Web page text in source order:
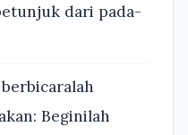
dari pada-
Beginilah